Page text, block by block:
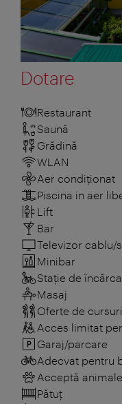
Dotare
Restaurant
Saună
Grădină
WLAN
Aer condiționat
Piscina in aer
Lift
Bar
Televizor cablu/
Minibar
Stație de
Masaj
Oferte de
Acces limitat
Garaj/parcare
Adecvat pentru
Acceptă
Pătuţ